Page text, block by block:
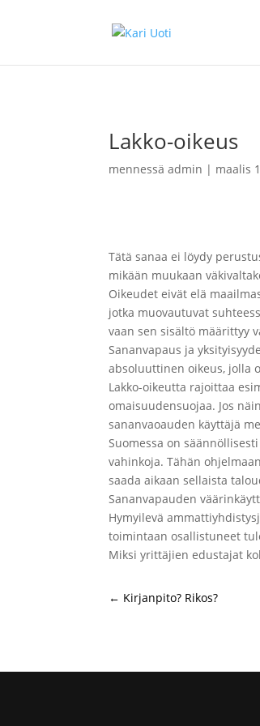
Lakko-oikeus
mennessäadmin maalis
Tätä sanaa ei löydy
mikään muukaan
Oikeudet eivät elä
jotka muovautuvat
vaan sen sisältö määrittyy
Sananvapaus ja
absoluuttinen oikeus, jolla
Lakko-oikeutta rajoittaa
omaisuudensuojaa. Jos
sananvaoauden käyttäjä
Suomessa on
vahinkoja. Tähän
saada aikaan sellaista
Sananvapauden
Hymyilevä
toimintaan osallistuneet
Miksi yrittäjien edustajat
← Kirjanpito? Rikos?